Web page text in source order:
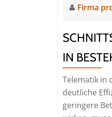
Firma
IN
Telematik in
deutliche
geringere